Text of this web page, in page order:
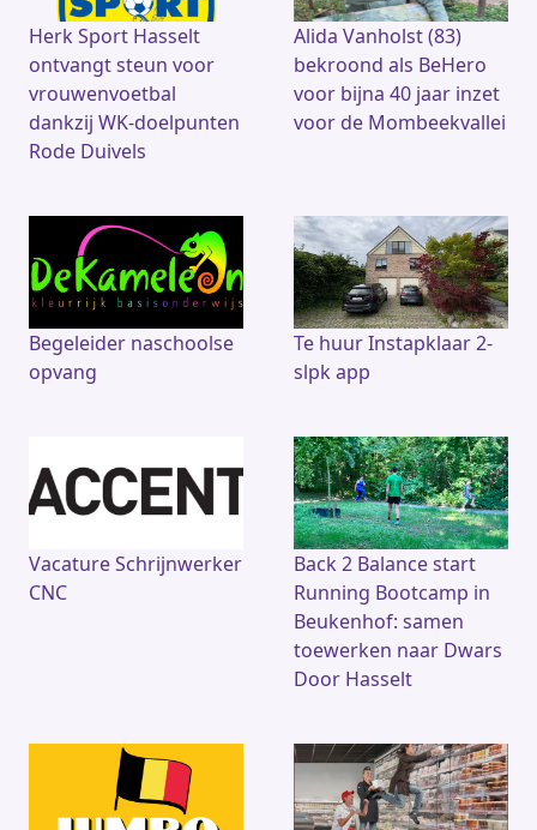
Herk Sport Hasselt
ontvangt steun voor
vrouwenvoetbal
dankzij WK-doelpunten
Rode Duivels
Alida Vanholst (83)
bekroond als BeHero
voor bijna 40 jaar inzet
voor de Mombeekvallei
Begeleider naschoolse
opvang
Te huur Instapklaar 2-
slpk app
Vacature Schrijnwerker
CNC
Back 2 Balance start
Running Bootcamp in
Beukenhof: samen
toewerken naar Dwars
Door Hasselt